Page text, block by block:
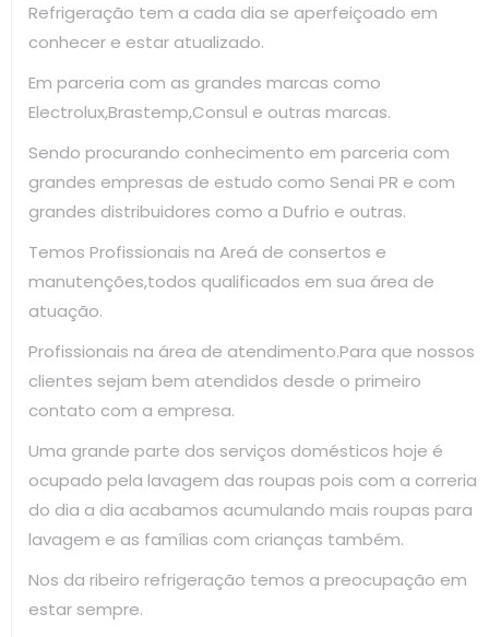
Refrigeração tem a cada dia se aperfeiçoado em
conhecer e estar atualizado.
Em parceria com as grandes marcas como
Electrolux,Brastemp,Consul e outras marcas.
Sendo procurando conhecimento em parceria com
grandes empresas de estudo como Senai PR e com
grandes distribuidores como a Dufrio e outras.
Temos Profissionais na Areá de consertos e
manutenções,todos qualificados em sua área de
atuação.
Profissionais na área de atendimento.Para que nossos
clientes sejam bem atendidos desde o primeiro
contato com a empresa.
Uma grande parte dos serviços domésticos hoje é
ocupado pela lavagem das roupas pois com a correria
do dia a dia acabamos acumulando mais roupas para
lavagem e as famílias com crianças também.
Nos da ribeiro refrigeração temos a preocupação em
estar sempre.